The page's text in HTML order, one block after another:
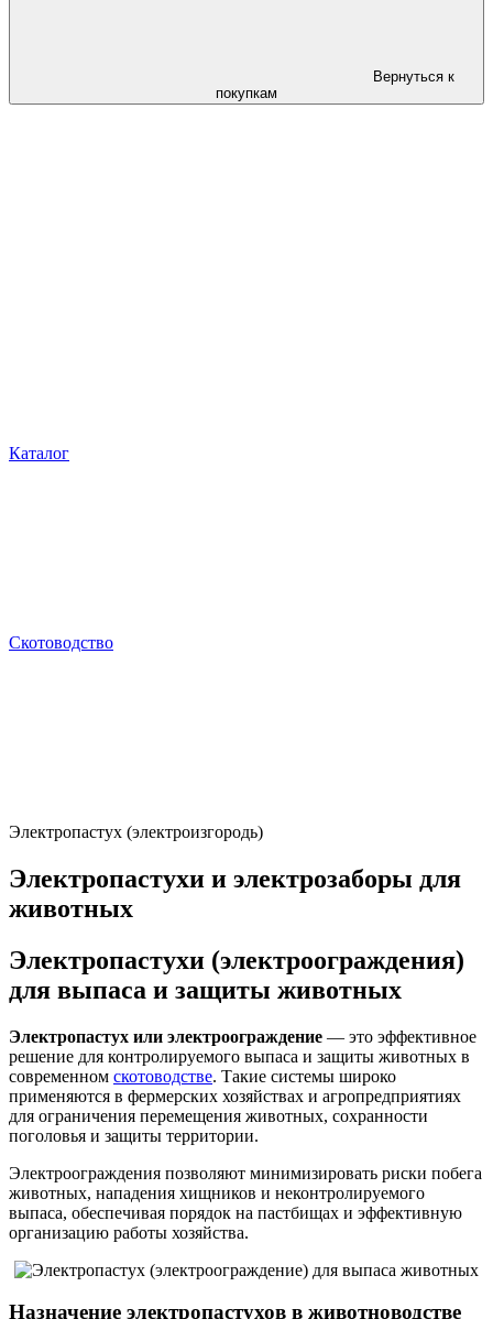
Вернуться к
покупкам
Каталог
Скотоводство
Электропастух (электроизгородь)
Электропастухи и электрозаборы для
животных
Электропастухи (электроограждения)
для выпаса и защиты животных
Электропастух или электроограждение — это эффективное
решение для контролируемого выпаса и защиты животных в
современном скотоводстве. Такие системы широко
применяются в фермерских хозяйствах и агропредприятиях
для ограничения перемещения животных, сохранности
поголовья и защиты территории.
Электроограждения позволяют минимизировать риски побега
животных, нападения хищников и неконтролируемого
выпаса, обеспечивая порядок на пастбищах и эффективную
организацию работы хозяйства.
Назначение электропастухов в животноводстве